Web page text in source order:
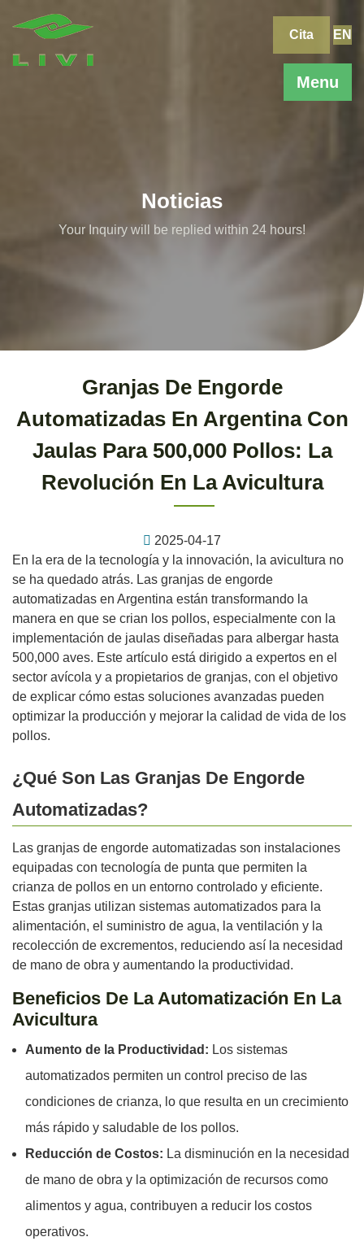
Menu
Cita EN
Noticias
Your Inquiry will be replied within 24 hours!
Granjas De Engorde
Automatizadas En Argentina Con
Jaulas Para 500,000 Pollos: La
Revolución En La Avicultura
2025-04-17
En la era de la tecnología y la innovación, la avicultura no
se ha quedado atrás. Las granjas de engorde
automatizadas en Argentina están transformando la
manera en que se crian los pollos, especialmente con la
implementación de jaulas diseñadas para albergar hasta
500,000 aves. Este artículo está dirigido a expertos en el
sector avícola y a propietarios de granjas, con el objetivo
de explicar cómo estas soluciones avanzadas pueden
optimizar la producción y mejorar la calidad de vida de los
pollos.
¿Qué Son Las Granjas De Engorde
Automatizadas?
Las granjas de engorde automatizadas son instalaciones
equipadas con tecnología de punta que permiten la
crianza de pollos en un entorno controlado y eficiente.
Estas granjas utilizan sistemas automatizados para la
alimentación, el suministro de agua, la ventilación y la
recolección de excrementos, reduciendo así la necesidad
de mano de obra y aumentando la productividad.
Beneficios De La Automatización En La
Avicultura
Aumento de la Productividad: Los sistemas
automatizados permiten un control preciso de las
condiciones de crianza, lo que resulta en un crecimiento
más rápido y saludable de los pollos.
Reducción de Costos: La disminución en la necesidad
de mano de obra y la optimización de recursos como
alimentos y agua, contribuyen a reducir los costos
operativos.